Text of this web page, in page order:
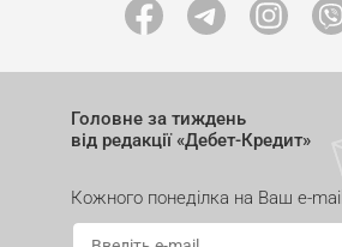
Головне за тиждень
від редакції «Дебет-Кредит»
Кожного понеділка на Ваш e-mail